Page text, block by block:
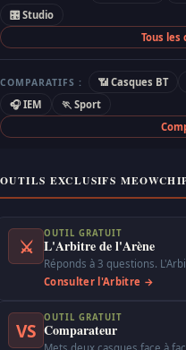
🎛 Studio
Tous
COMPARATIFS : 📶 Casques BT
🎧 IEM
🏃 Sport
OUTILS EXCLUSIFS
⚔
OUTIL GRATUIT
L'Arbitre de l'Arène
Réponds à 3 questions.
Consulter l'Arbitre →
VS
OUTIL GRATUIT
Comparateur